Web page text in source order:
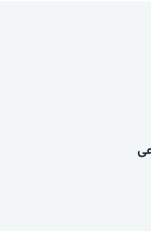
نیست می تونید رژیم
کیلو کم کردم.در این
که نزدیک به